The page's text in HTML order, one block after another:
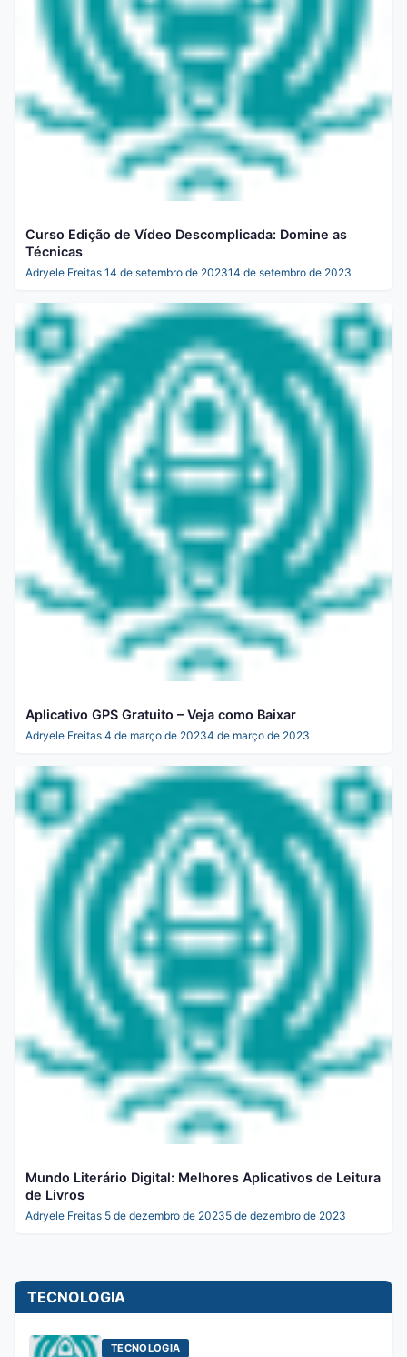
Curso Edição de Vídeo Descomplicada: Domine as
Técnicas
Adryele Freitas 14 de setembro de 202314 de setembro de 2023
Aplicativo GPS Gratuito – Veja como Baixar
Adryele Freitas 4 de março de 20234 de março de 2023
Mundo Literário Digital: Melhores Aplicativos de Leitura
de Livros
Adryele Freitas 5 de dezembro de 20235 de dezembro de 2023
TECNOLOGIA
TECNOLOGIA